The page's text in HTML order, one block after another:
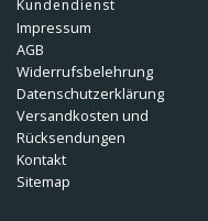
Kundendienst
Impressum
AGB
Widerrufsbelehrung
Datenschutzerklärung
Versandkosten und
Rücksendungen
Kontakt
Sitemap